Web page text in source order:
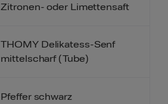
Zitronen- oder Limettensaft
THOMY Delikatess-Senf
mittelscharf (Tube)
Pfeffer schwarz